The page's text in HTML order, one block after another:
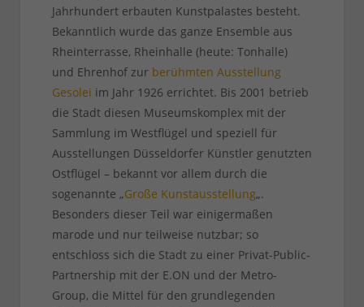
Jahrhundert erbauten Kunstpalastes besteht.
Bekanntlich wurde das ganze Ensemble aus
Rheinterrasse, Rheinhalle (heute: Tonhalle)
und Ehrenhof zur berühmten Ausstellung
Gesolei im Jahr 1926 errichtet. Bis 2001 betrieb
die Stadt diesen Museumskomplex mit der
Sammlung im Westflügel und speziell für
Ausstellungen Düsseldorfer Künstler genutzten
Ostflügel – bekannt vor allem durch die
sogenannte „Große Kunstausstellung„.
Besonders dieser Teil war einigermaßen
marode und nur teilweise nutzbar; so
entschloss sich die Stadt zu einer Privat-Public-
Partnership mit der E.ON und der Metro-
Group, die Mittel für den grundlegenden